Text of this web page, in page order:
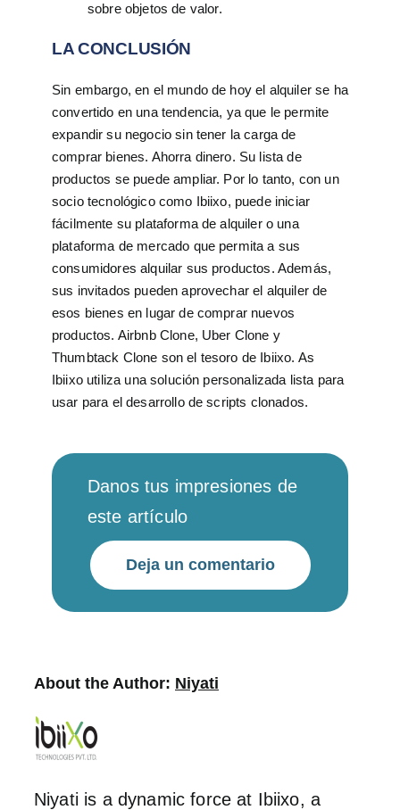
sobre objetos de valor.
LA CONCLUSIÓN
Sin embargo, en el mundo de hoy el alquiler se ha
convertido en una tendencia, ya que le permite
expandir su negocio sin tener la carga de
comprar bienes. Ahorra dinero. Su lista de
productos se puede ampliar. Por lo tanto, con un
socio tecnológico como Ibiixo, puede iniciar
fácilmente su plataforma de alquiler o una
plataforma de mercado que permita a sus
consumidores alquilar sus productos. Además,
sus invitados pueden aprovechar el alquiler de
esos bienes en lugar de comprar nuevos
productos. Airbnb Clone, Uber Clone y
Thumbtack Clone son el tesoro de Ibiixo. As
Ibiixo utiliza una solución personalizada lista para
usar para el desarrollo de scripts clonados.
Danos tus impresiones de
este artículo
Deja un comentario
About the Author: Niyati
Niyati is a dynamic force at Ibiixo, a